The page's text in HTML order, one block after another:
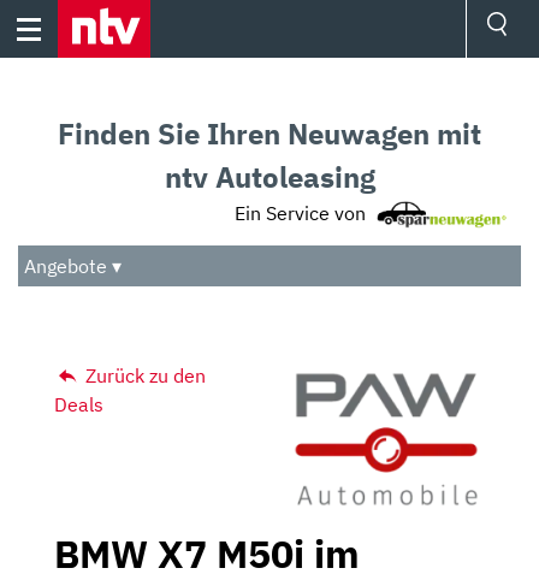
Skip
Audio
Das Beste
Finden Sie Ihren Neuwagen mit
ntv Autoleasing
Ein Service von
Angebote ▾
Zurück zu den
Deals
BMW X7 M50i im